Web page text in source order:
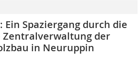
Ein Spaziergang durch die
Zentralverwaltung der
in Neuruppin